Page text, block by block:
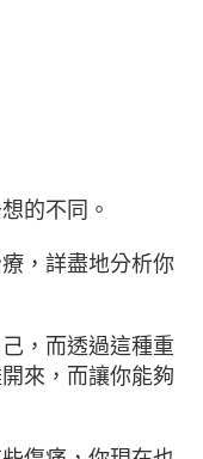
的不同。
，詳盡地分析你
，而透過這種重
來，而讓你能夠